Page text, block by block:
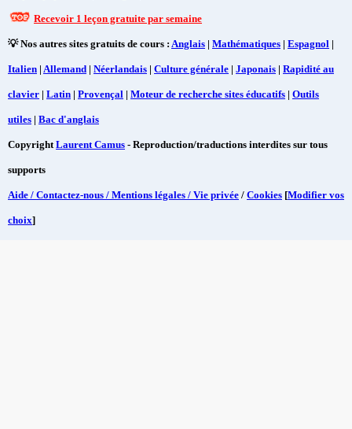
Recevoir 1 leçon gratuite par semaine
💡 Nos autres sites gratuits de cours : Anglais | Mathématiques | Espagnol |
Italien | Allemand | Néerlandais | Culture générale | Japonais | Rapidité au
clavier | Latin | Provençal | Moteur de recherche sites éducatifs | Outils
utiles | Bac d'anglais
CopyrightLaurent Camus - Reproduction/traductions interdites sur tous
supports
Aide / Contactez-nous / Mentions légales / Vie privée / Cookies [Modifier vos
choix]